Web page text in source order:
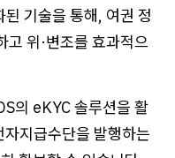
기술을 통해, 여권 정
고 위·변조를 효과적으
의 eKYC 솔루션을 활
지급수단을 발행하는